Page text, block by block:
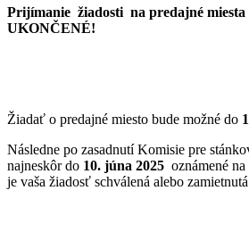
Prijímanie žiadosti na predajné
UKONČENÉ!
Žiadať o predajné miesto bude možné do
Následne po zasadnutí Komisie pre
najneskôr do 10. júna 2025 oznámené
je vaša žiadosť schválená alebo